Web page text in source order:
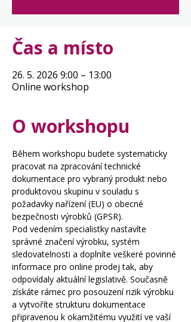
Čas a místo
26. 5. 2026 9:00 – 13:00
Online workshop
O workshopu
Během workshopu budete systematicky
pracovat na zpracování technické
dokumentace pro vybraný produkt nebo
produktovou skupinu v souladu s
požadavky nařízení (EU) o obecné
bezpečnosti výrobků (GPSR).
Pod vedením specialistky nastavíte
správné značení výrobku, systém
sledovatelnosti a doplníte veškeré povinné
informace pro online prodej tak, aby
odpovídaly aktuální legislativě. Současně
získáte rámec pro posouzení rizik výrobku
a vytvoříte strukturu dokumentace
připravenou k okamžitému využití ve vaší